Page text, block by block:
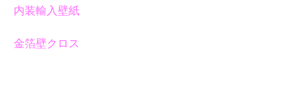
内装輸入壁紙
金箔壁クロス